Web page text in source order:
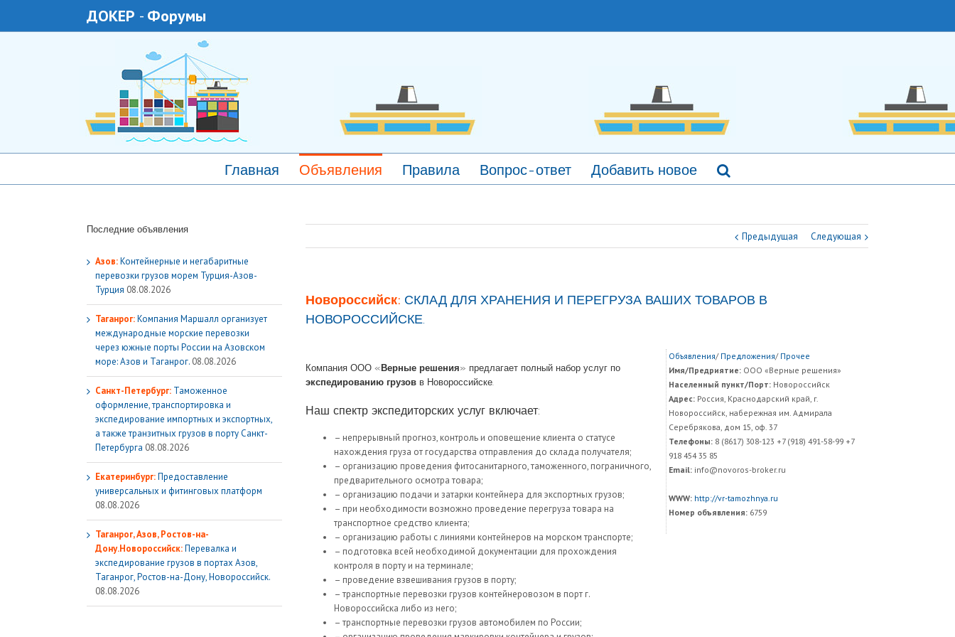
ДОКЕР - Форумы
Главная Объявления Правила Вопрос-ответ Добавить новое
Предыдущая Следующая
Новороссийск: СКЛАД ДЛЯ ХРАНЕНИЯ И ПЕРЕГРУЗА ВАШИХ ТОВАРОВ В
НОВОРОССИЙСКЕ.
Компания ООО « Верные решения» предлагает полный набор услуг по
экспедированию грузов в Новороссийске.
Наш спектр экспедиторских услуг включает:
– непрерывный прогноз, контроль и оповещение клиента о статусе
нахождения груза от государства отправления до склада получателя;
– организацию проведения фитосанитарного, таможенного, пограничного,
предварительного осмотра товара;
– организацию подачи и затарки контейнера для экспортных грузов;
– при необходимости возможно проведение перегруза товара на
транспортное средство клиента;
– организацию работы с линиями контейнеров на морском транспорте;
– подготовка всей необходимой документации для прохождения
контроля в порту и на терминале;
– проведение взвешивания грузов в порту;
– транспортные перевозки грузов контейнеровозом в порт г.
Новороссийска либо из него;
– транспортные перевозки грузов автомобилем по России;
Объявления/ Предложения/ Прочее
Имя/Предриятие: ООО «Верные решения»
Населенный пункт/Порт: Новороссийск
Адрес: Россия, Краснодарский край, г.
Новороссийск, набережная им. Адмирала
Серебрякова, дом 15, оф. 37
Телефоны: 8 (8617) 308-123 +7 (918) 491-58-99 +7
918 454 35 85
Email: info@novoros-broker.ru
WWW: http://vr-tamozhnya.ru
Номер объявления: 6759
Последние объявления
Азов:Контейнерные и негабаритные
перевозки грузов морем Турция-Азов-
Турция 08.08.2026
Таганрог:Компания Маршалл организует
международные морские перевозки
через южные порты России на Азовском
море: Азов и Таганрог. 08.08.2026
Санкт-Петербург: Таможенное
оформление, транспортировка и
экспедирование импортных и экспортных,
а также транзитных грузов в порту Санкт-
Петербурга 08.08.2026
Екатеринбург:Предоставление
универсальных и фитинговых платформ
08.08.2026
Таганрог, Азов, Ростов-на-
Дону.Новороссийск:Перевалка и
экспедирование грузов в портах Азов,
Таганрог, Ростов-на-Дону, Новороссийск.
08.08.2026